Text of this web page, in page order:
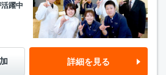
躍中
詳細を見る